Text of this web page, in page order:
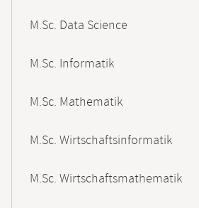
M.Sc. Data Science
M.Sc. Informatik
M.Sc. Mathematik
M.Sc. Wirtschaftsinformatik
M.Sc. Wirtschaftsmathematik